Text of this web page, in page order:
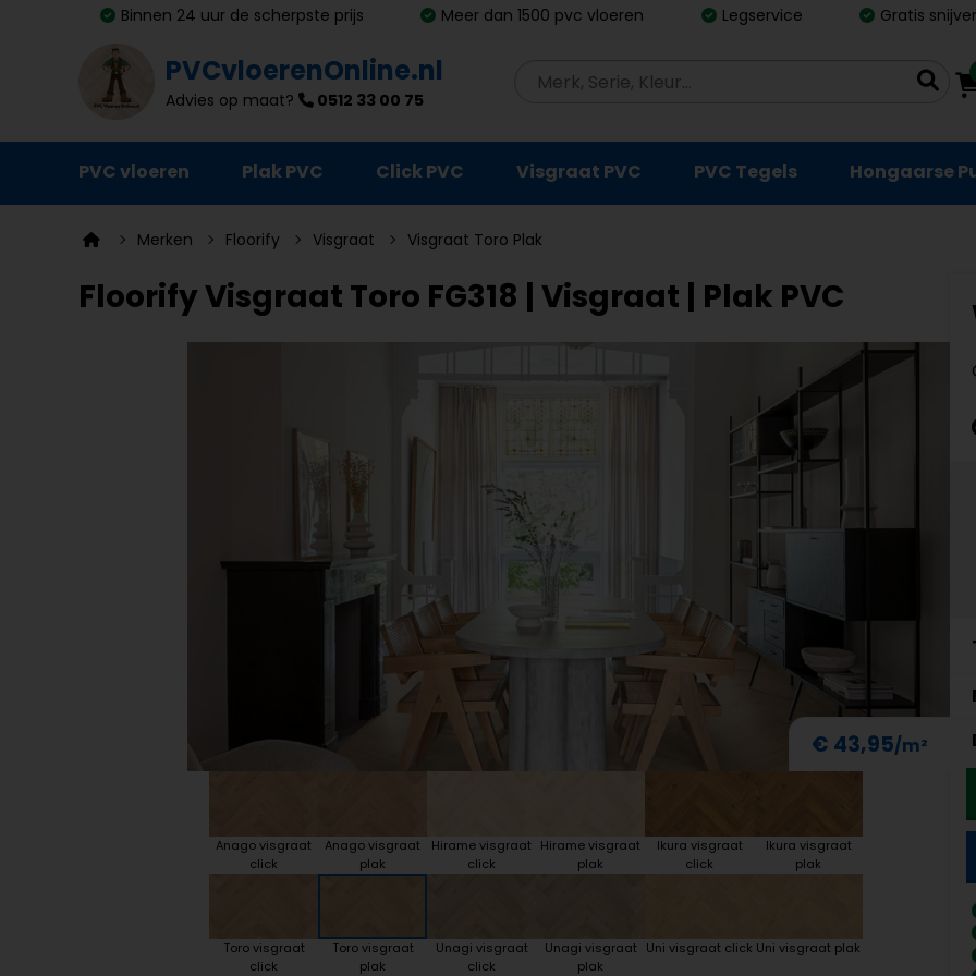
Binnen 24 uur de scherpste prijs Meer dan 1500 pvc vloeren Legservice Gratis
PVCvloerenOnline.nl
Advies op maat? 0512 33 00 75
PVC vloeren Plak PVC Click PVC Visgraat PVC PVC Tegels Hongaarse
Ondervloeren
Plinten
Deurmatten
Merken Floorify Visgraat Visgraat Toro Plak
Floorify Visgraat Toro FG318 | Visgraat | Plak PVC
€ 43,95
Anago visgraat
click
Anago visgraat
plak
Hirame visgraat
click
Hirame visgraat
plak
Ikura visgraat
click
Ikura visgraat
plak
Toro visgraat
click
Toro visgraat
plak
Unagi visgraat
click
Unagi visgraat
plak
Uni visgraat click Uni visgraat plak